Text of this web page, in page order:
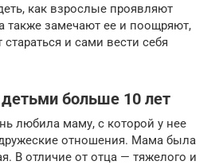
как взрослые проявляют
а также замечают ее и поощряют,
и сами вести себя
больше 10 лет
любила маму, с которой у нее
отношения. Мама была
В отличие от отца — тяжелого и